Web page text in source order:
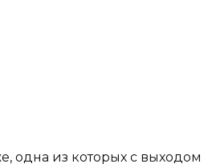
одна из которых с выходом